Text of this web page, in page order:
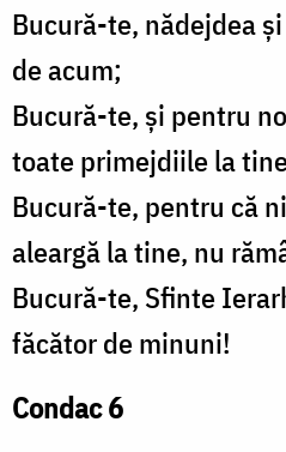
Bucură-te, nădejdea
de acum;
Bucură-te, și pentru
toate primejdiile la
Bucură-te, pentru că
aleargă la tine, nu
Bucură-te, Sfinte
făcător de minuni!
Condac 6